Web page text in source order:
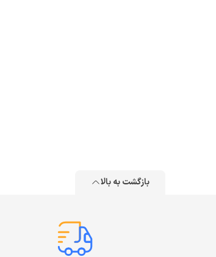
بازگشت به بالا